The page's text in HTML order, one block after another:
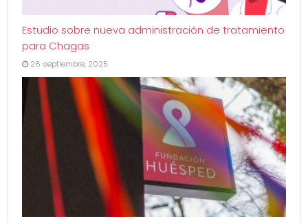
Estudio sobre nueva administración de tratamiento
para Chagas
26 septiembre, 2025